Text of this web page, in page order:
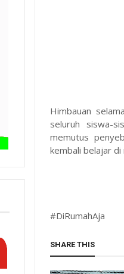
Himbauan
seluruh siswa-
memutus
kembali belajar
#DiRumahAja
SHARE THIS